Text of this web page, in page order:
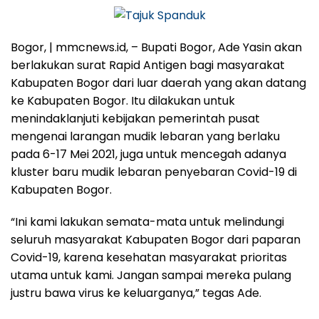
Bogor, | mmcnews.id, – Bupati Bogor, Ade Yasin akan
berlakukan surat Rapid Antigen bagi masyarakat
Kabupaten Bogor dari luar daerah yang akan datang
ke Kabupaten Bogor. Itu dilakukan untuk
menindaklanjuti kebijakan pemerintah pusat
mengenai larangan mudik lebaran yang berlaku
pada 6-17 Mei 2021, juga untuk mencegah adanya
kluster baru mudik lebaran penyebaran Covid-19 di
Kabupaten Bogor.
“Ini kami lakukan semata-mata untuk melindungi
seluruh masyarakat Kabupaten Bogor dari paparan
Covid-19, karena kesehatan masyarakat prioritas
utama untuk kami. Jangan sampai mereka pulang
justru bawa virus ke keluarganya,” tegas Ade.